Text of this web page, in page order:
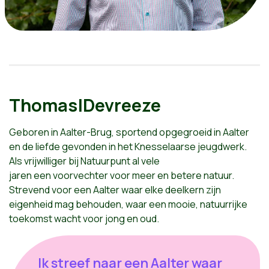
Thomas|Devreeze
Geboren in Aalter-Brug, sportend opgegroeid in Aalter
en de liefde gevonden in het Knesselaarse jeugdwerk.
Als vrijwilliger bij Natuurpunt al vele
jaren een voorvechter voor meer en betere natuur.
Strevend voor een Aalter waar elke deelkern zijn
eigenheid mag behouden, waar een mooie, natuurrijke
toekomst wacht voor jong en oud.
Ik streef naar een Aalter waar